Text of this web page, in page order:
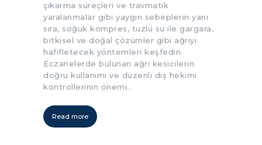
çıkarma süreçleri ve travmatik
yaralanmalar gibi yaygın sebeplerin yanı
sıra, soğuk kompres, tuzlu su ile gargara,
bitkisel ve doğal çözümler gibi ağrıyı
hafifletecek yöntemleri keşfedin.
Eczanelerde bulunan ağrı kesicilerin
doğru kullanımı ve düzenli diş hekimi
kontrollerinin önemi…
Read more